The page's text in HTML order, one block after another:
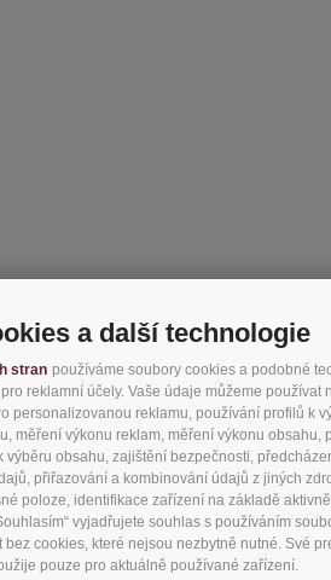
a další technologie
stran používáme soubory cookies a podobné
reklamní účely. Vaše údaje můžeme
personalizovanou reklamu, používání profilů k
měření výkonu reklam, měření výkonu
výběru obsahu, zajištění bezpečnosti,
přiřazování a kombinování údajů z jiných
poloze, identifikace zařízení na základě
vyjadřujete souhlas s používáním
bez cookies, které nejsou nezbytně nutné. Své
pouze pro aktuálně používané zařízení.